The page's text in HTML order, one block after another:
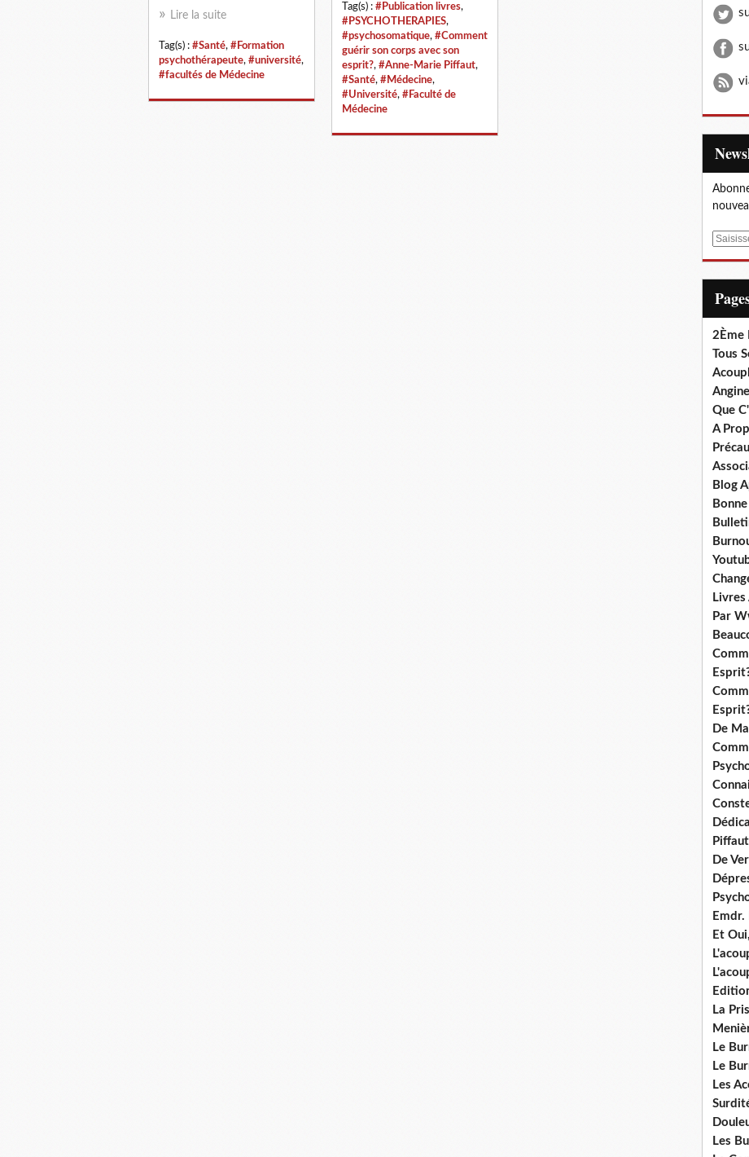
Lire la suite
Tag(s) : #Santé, #Formation
psychothérapeute, #université,
#facultés de Médecine
Tag(s) : #Publication livres,
#PSYCHOTHERAPIES,
#psychosomatique, #Comment
guérir son corps avec son
esprit?, #Anne-Marie Piffaut,
#Santé, #Médecine,
#Université, #Faculté de
Médecine
E
2Ème
Tous
Que
A
Blog
Par
De
De
Et
La
Le
Le
Les
Les